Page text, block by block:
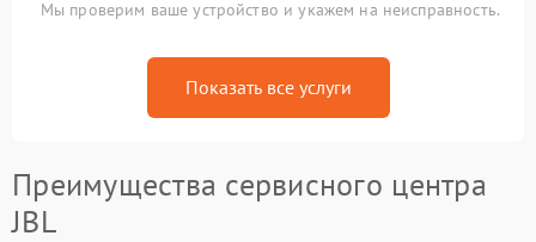
Мы проверим ваше устройство и укажем на неисправность.
Показать все услуги
Преимущества сервисного центра
JBL